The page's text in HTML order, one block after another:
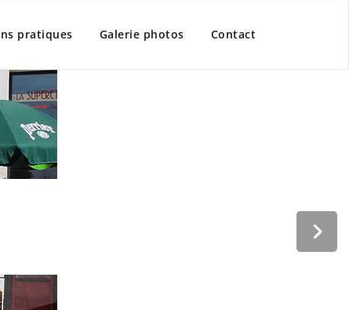
pratiques Galerie photos Contact